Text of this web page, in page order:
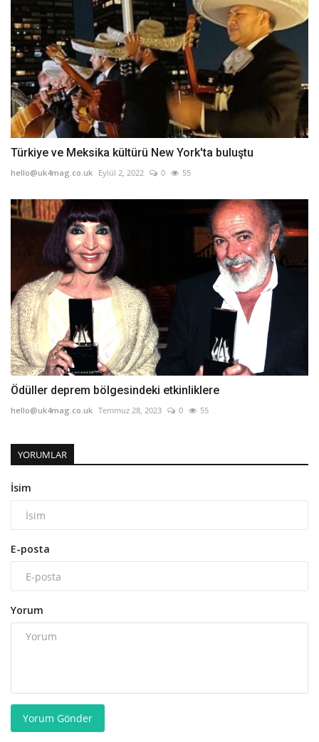
Türkiye ve Meksika kültürü New York'ta buluştu
hello@uk4mag.co.uk Eylül 2, 2022 0 55
Ödüller deprem bölgesindeki etkinliklere
hello@uk4mag.co.uk Temmuz 28, 2023 0 55
YORUMLAR
İsim
E-posta
Yorum
Yorum Gönder